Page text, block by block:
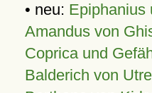
• neu: Epiphanius
Amandus von
Coprica und
Balderich von